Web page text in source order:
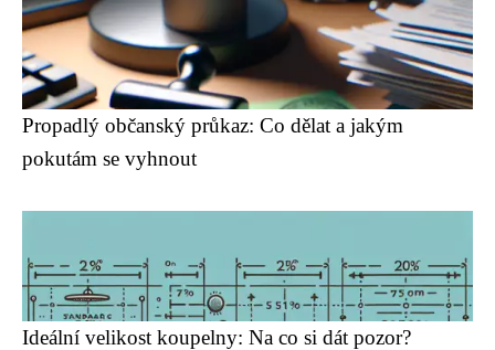
Propadlý občanský průkaz: Co dělat a jakým
pokutám se vyhnout
Ideální velikost koupelny: Na co si dát pozor?